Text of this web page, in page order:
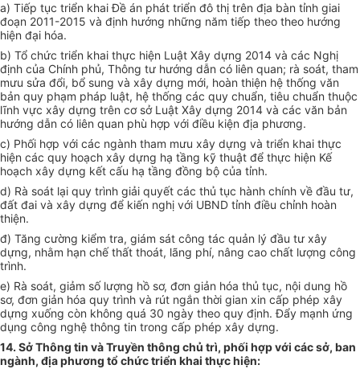
a) Tiếp tục triển khai Đề án phát triển đô thị trên địa bàn tỉnh giai
đoạn 2011-2015 và định hướng những năm tiếp theo theo hướng
hiện đại hóa.
b) Tổ chức triển khai thực hiện Luật Xây dựng 2014 và các Nghị
định của Chính phủ, Thông tư hướng dẫn có liên quan; rà soát, tham
mưu sửa đổi, bổ sung và xây dựng mới, hoàn thiện hệ thống văn
bản quy phạm pháp luật, hệ thống các quy chuẩn, tiêu chuẩn thuộc
lĩnh vực xây dựng trên cơ sở Luật Xây dựng 2014 và các văn bản
hướng dẫn có liên quan phù hợp với điều kiện địa phương.
c) Phối hợp với các ngành tham mưu xây dựng và triển khai thực
hiện các quy hoạch xây dựng hạ tầng kỹ thuật để thực hiện Kế
hoạch xây dựng kết cấu hạ tầng đồng bộ của tỉnh.
d) Rà soát lại quy trình giải quyết các thủ tục hành chính về đầu tư,
đất đai và xây dựng để kiến nghị với UBND tỉnh điều chỉnh hoàn
thiện.
đ) Tăng cường kiểm tra, giám sát công tác quản lý đầu tư xây
dựng, nhằm hạn chế thất thoát, lãng phí, nâng cao chất lượng công
trình.
e) Rà soát, giảm số lượng hồ sơ, đơn giản hóa thủ tục, nội dung hồ
sơ, đơn giản hóa quy trình và rút ngắn thời gian xin cấp phép xây
dựng xuống còn không quá 30 ngày theo quy định. Đẩy mạnh ứng
dụng công nghệ thông tin trong cấp phép xây dựng.
14. Sở Thông tin và Truyền thông chủ trì, phối hợp với các sở, ban
ngành, địa phương tổ chức triển khai thực hiện: